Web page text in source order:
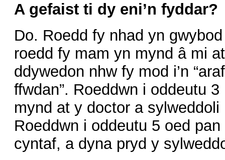
A gefaist ti dy eni’n fyddar?
Do. Roedd fy nhad yn
roedd fy mam yn mynd â mi
ddywedon nhw fy mod i’n
ffwdan”. Roeddwn i oddeutu
mynd at y doctor a sylweddoli
Roeddwn i oddeutu 5 oed
cyntaf, a dyna pryd y